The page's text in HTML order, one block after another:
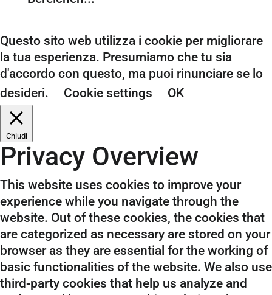
Questo sito web utilizza i cookie per migliorare
la tua esperienza. Presumiamo che tu sia
d'accordo con questo, ma puoi rinunciare se lo
desideri.
Cookie settings OK
Chiudi
Privacy Overview
This website uses cookies to improve your
experience while you navigate through the
website. Out of these cookies, the cookies that
are categorized as necessary are stored on your
browser as they are essential for the working of
basic functionalities of the website. We also use
third-party cookies that help us analyze and